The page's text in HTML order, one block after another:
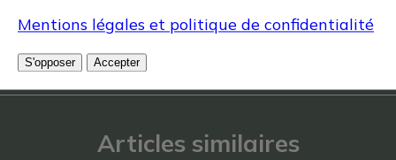
Articles similaires
Mentions légales et politique de confidentialité
S'opposer Accepter